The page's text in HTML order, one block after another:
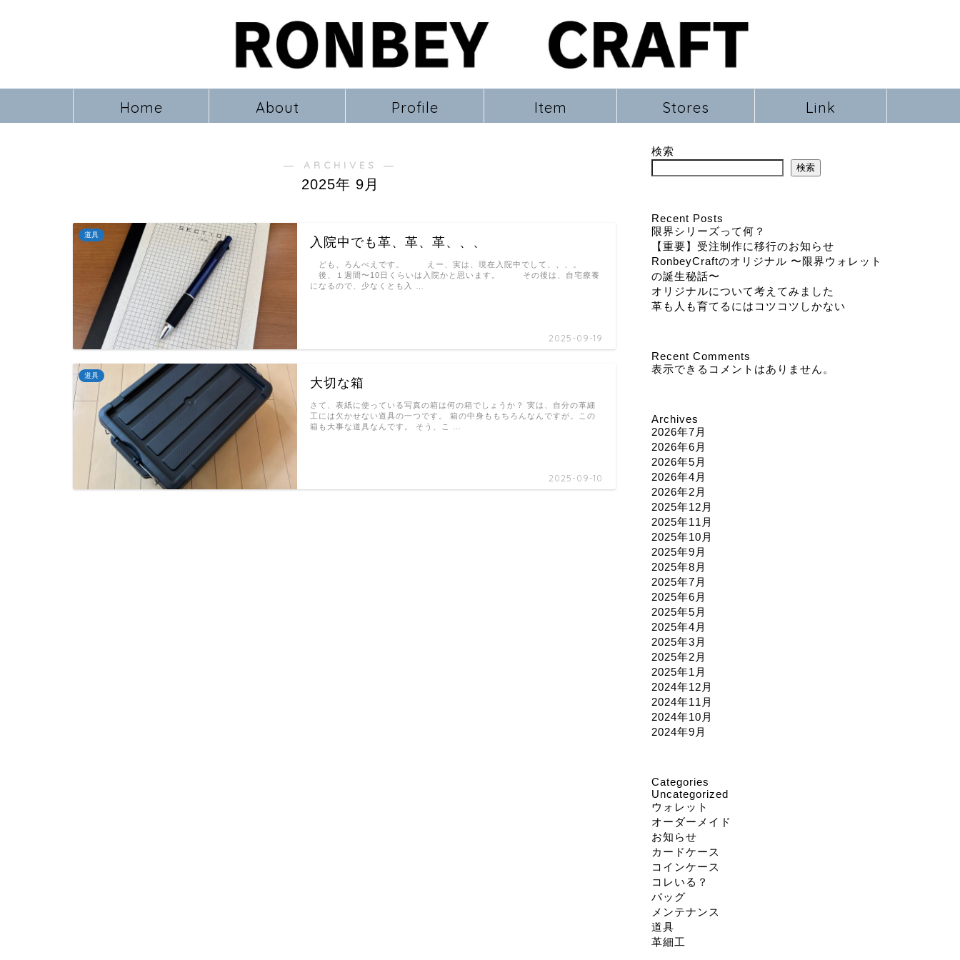
Home About Profile Item Stores Link
― ARCHIVES ―
2025年 9月
道具
入院中でも革、革、革、、、
2025-09-19
ども、ろんべえです。 えー、実は、現在入院中でして、、、。
後、１週間〜10日くらいは入院かと思います。 その後は、自宅療養
になるので、少なくとも入 …
道具
大切な箱
2025-09-10
さて、表紙に使っている写真の箱は何の箱でしょうか？ 実は、自分の革細
工には欠かせない道具の一つです。 箱の中身ももちろんなんですが。この
箱も大事な道具なんです。 そう、こ …
検索
検索
Recent Posts
限界シリーズって何？
【重要】受注制作に移行のお知らせ
RonbeyCraftのオリジナル 〜限界ウォレット
の誕生秘話〜
オリジナルについて考えてみました
革も人も育てるにはコツコツしかない
Recent Comments
表示できるコメントはありません。
Archives
2026年7月
2026年6月
2026年5月
2026年4月
2026年2月
2025年12月
2025年11月
2025年10月
2025年9月
2025年8月
2025年7月
2025年6月
2025年5月
2025年4月
2025年3月
2025年2月
2025年1月
2024年12月
2024年11月
2024年10月
2024年9月
Categories
Uncategorized
ウォレット
オーダーメイド
お知らせ
カードケース
コインケース
コレいる？
バッグ
メンテナンス
道具
革細工